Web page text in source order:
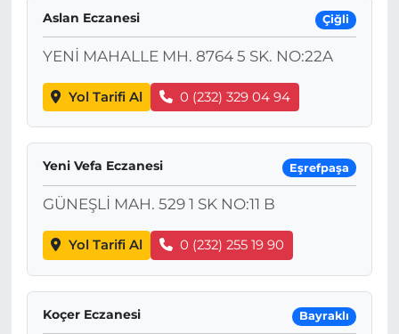
Aslan Eczanesi Çiğli
YENİ MAHALLE MH. 8764 5 SK. NO:22A
Yol Tarifi Al 0 (232) 329 04 94
Yeni Vefa Eczanesi Eşrefpaşa
GÜNEŞLİ MAH. 529 1 SK NO:11 B
Yol Tarifi Al 0 (232) 255 19 90
Koçer Eczanesi Bayraklı